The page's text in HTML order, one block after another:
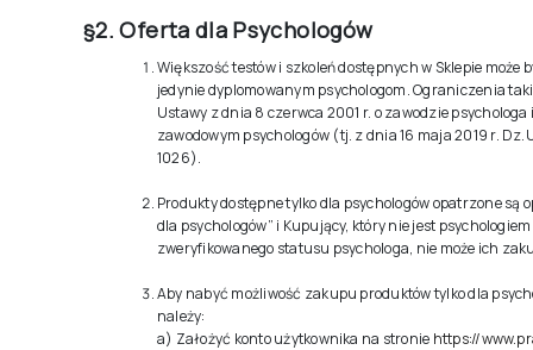
§2. Oferta dla Psychologów
Większość testów i szkoleń dostępnych w Sklepie może
jedynie dyplomowanym psychologom. Ograniczenia
Ustawy z dnia 8 czerwca 2001 r. o zawodzie
zawodowym psychologów (tj. z dnia 16 maja 2019 r.
1026).
Produkty dostępne tylko dla psychologów opatrzone są
dla psychologów” i Kupujący, który nie jest
zweryfikowanego statusu psychologa, nie może ich
Aby nabyć możliwość zakupu produktów tylko dla
należy:
a) Założyć konto użytkownika na stronie https://